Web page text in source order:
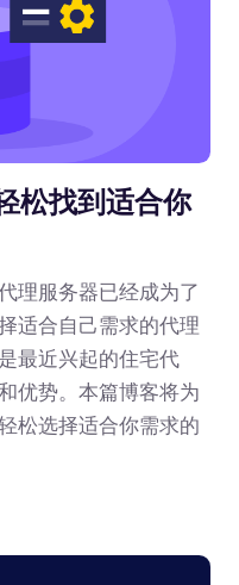
松找到适合你
理服务器已经成为了
适合自己需求的代理
最近兴起的住宅代
优势。本篇博客将为
松选择适合你需求的